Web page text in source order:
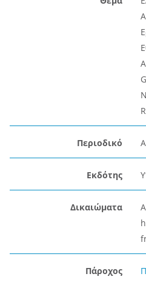
Περιοδικό
Εκδότης
Δικαιώματα
Πάροχος